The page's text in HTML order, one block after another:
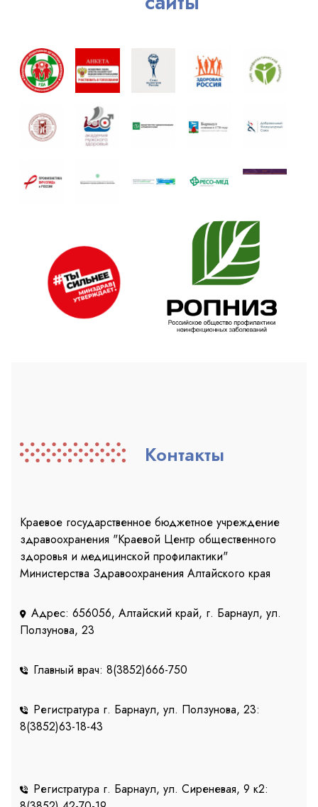
Контакты
Краевое государственное бюджетное учреждение
здравоохранения "Краевой Центр общественного
здоровья и медицинской профилактики"
Министерства Здравоохранения Алтайского края
Адрес: 656056, Алтайский край, г. Барнаул, ул.
Ползунова, 23
Главный врач: 8(3852)666-750
Регистратура г. Барнаул, ул. Ползунова, 23:
8(3852)63-18-43
Регистратура г. Барнаул, ул. Сиреневая, 9 к2: